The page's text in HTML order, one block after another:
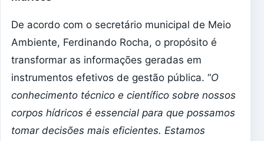
De acordo com o secretário municipal de Meio
Ambiente, Ferdinando Rocha, o propósito é
transformar as informações geradas em
instrumentos efetivos de gestão pública. “O
conhecimento técnico e científico sobre nossos
corpos hídricos é essencial para que possamos
tomar decisões mais eficientes. Estamos